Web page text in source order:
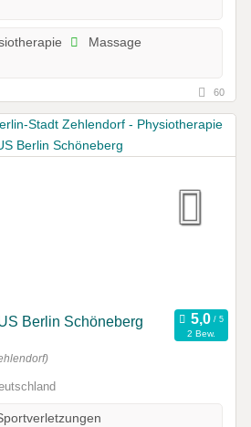
Massage
60
Berlin Schöneberg
2 Bew.